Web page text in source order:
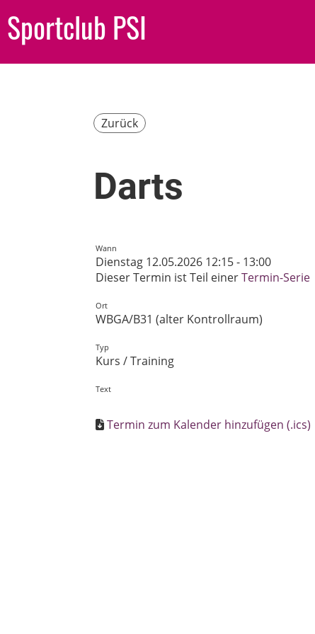
Sportclub PSI
Zurück
Darts
Wann
Dienstag 12.05.2026 12:15 - 13:00
Dieser Termin ist Teil einerTermin-Serie
Ort
WBGA/B31 (alter Kontrollraum)
Typ
Kurs / Training
Text
Termin zum Kalender hinzufügen (.ics)